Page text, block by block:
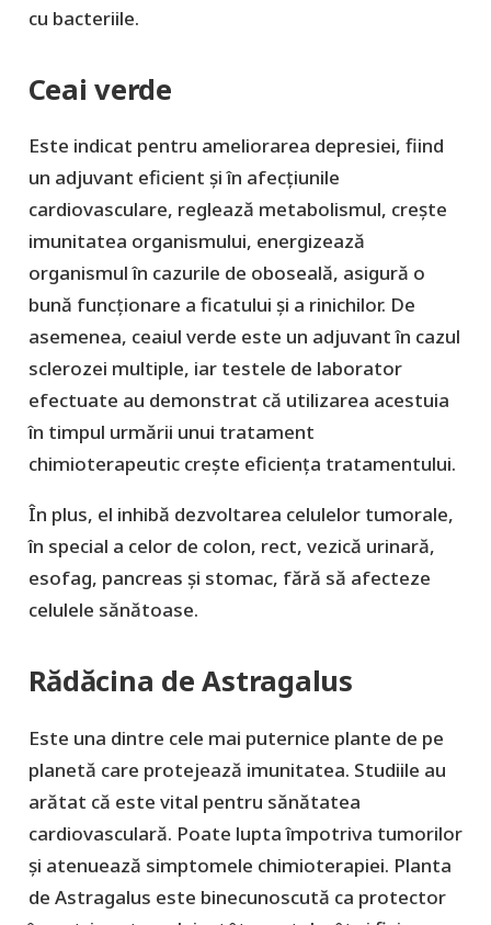
cu bacteriile.
Ceai verde
Este indicat pentru ameliorarea depresiei, fiind
un adjuvant eficient și în afecţiunile
cardiovasculare, reglează metabolismul, creşte
imunitatea organismului, energizează
organismul în cazurile de oboseală, asigură o
bună funcţionare a ficatului şi a rinichilor. De
asemenea, ceaiul verde este un adjuvant în cazul
sclerozei multiple, iar testele de laborator
efectuate au demonstrat că utilizarea acestuia
în timpul urmării unui tratament
chimioterapeutic creşte eficienţa tratamentului.
În plus, el inhibă dezvoltarea celulelor tumorale,
în special a celor de colon, rect, vezică urinară,
esofag, pancreas şi stomac, fără să afecteze
celulele sănătoase.
Rădăcina de Astragalus
Este una dintre cele mai puternice plante de pe
planetă care protejează imunitatea. Studiile au
arătat că este vital pentru sănătatea
cardiovasculară. Poate lupta împotriva tumorilor
și atenuează simptomele chimioterapiei. Planta
de Astragalus este binecunoscută ca protector